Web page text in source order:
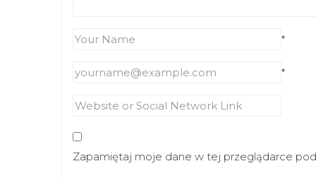
*
*
Zapamiętaj moje dane w tej przeglądarce